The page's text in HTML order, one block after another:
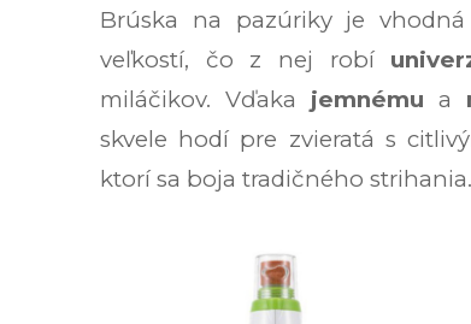
Brúska na pazúriky je vhodná
veľkostí, čo z nej robí
miláčikov. Vďaka jemnému a
skvele hodí pre zvieratá s
ktorí sa boja tradičného strihania.